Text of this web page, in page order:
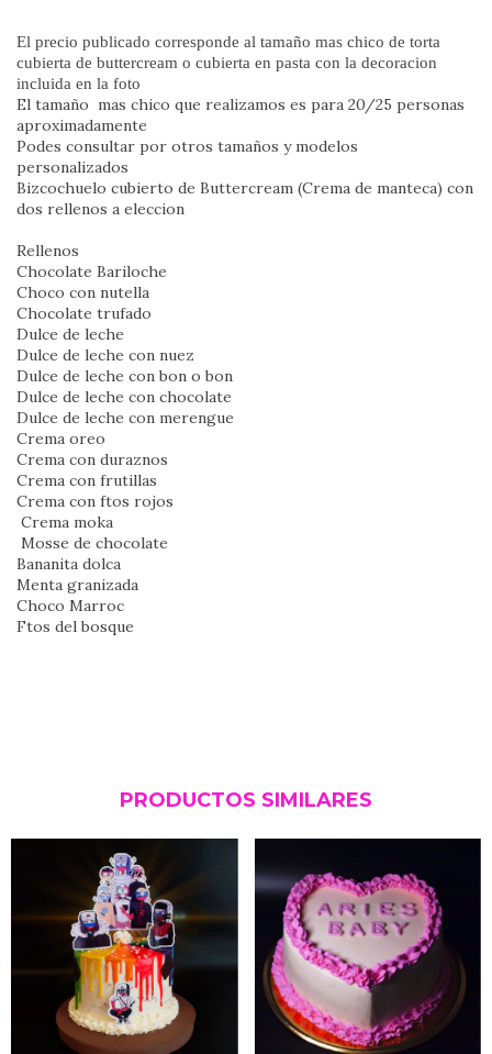
El precio publicado corresponde al tamaño mas chico de torta
cubierta de buttercream o cubierta en pasta con la decoracion
incluida en la foto
El tamaño mas chico que realizamos es para 20/25 personas
aproximadamente
Podes consultar por otros tamaños y modelos
personalizados
Bizcochuelo cubierto de Buttercream (Crema de manteca) con
dos rellenos a eleccion
Rellenos
Chocolate Bariloche
Choco con nutella
Chocolate trufado
Dulce de leche
Dulce de leche con nuez
Dulce de leche con bon o bon
Dulce de leche con chocolate
Dulce de leche con merengue
Crema oreo
Crema con duraznos
Crema con frutillas
Crema con ftos rojos
Crema moka
Mosse de chocolate
Bananita dolca
Menta granizada
Choco Marroc
Ftos del bosque
PRODUCTOS SIMILARES